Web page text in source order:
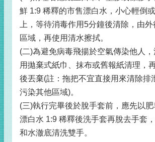
鮮 1:9 稀釋的市售漂白水，小心輕倒
上，等待消毒作用5分鐘後清除，由
區域，再使用清水擦拭。
(二)為避免病毒飛揚於空氣傳染他人
用拋棄式紙巾、抹布或舊報紙清理，
後丟棄(註：拖把不宜直接用來清除排
污染其他區域)。
(三)執行完畢後於脫手套前，應先以
漂白水 1:9 稀釋後洗手套再脫去手套
和水澈底清洗雙手。